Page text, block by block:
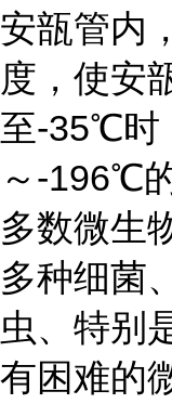
安瓿管内
度，使安
至-35℃时
～-196℃
多数微生
多种细菌
虫、特别
有困难的